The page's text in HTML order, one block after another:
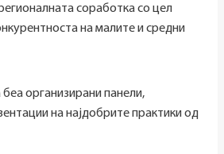
соработка со цел
на малите и средни
организирани панели,
на најдобрите практики од